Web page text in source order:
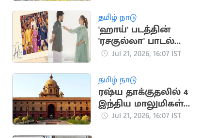
தமிழ் நாடு
'ஹாய்' படத்தின்
'ரசகுல்லா' பாடல்
நாளை வெளியீடு
Jul 21, 2026, 16:07 IST
தமிழ் நாடு
ரஷ்ய தாக்குதலில் 4
இந்திய மாலுமிகள்
பலி: இந்தியா
Jul 21, 2026, 16:07 IST